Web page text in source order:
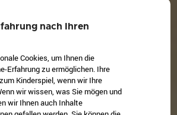
nach Ihren
Cookies, um Ihnen die
Erfahrung zu ermöglichen. Ihre
Kinderspiel, wenn wir Ihre
wir wissen, was Sie mögen und
wir Ihnen auch Inhalte